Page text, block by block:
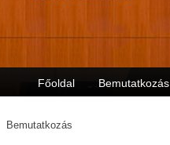
Bemutatkozás
Főoldal Bemutatkozás